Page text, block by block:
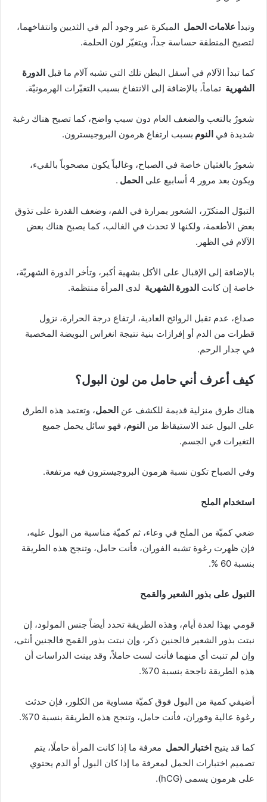
وتبدأ علامات الحمل المبكرة عبر وجود ألم في الثديين وانتفاخهما،
لتصبح المنطقة حساسة جداً، ويتغيّر لون الحلمة.
كما تبدأ الآلام في أسفل البطن تلك التي تشبه آلام ما قبل الدورة
الشهرية تماماً، بالإضافة إلى الانتفاخ بسبب التغيّرات الهرمونيّة.
شعورٌ بالتعب والضعف العام دون سبب واضح، كما تصبح هناك رغبة
شديدة في النوم بسبب ارتفاع هرمون البروجيسترون.
شعورٌ بالغثيان خاصة في الصباح، وغالباً يكون مصحوباً بالقيء،
ويكون بعد مرور 4 أسابيع على
الحمل .
التبوّل المتكرّر، الشعور بمرارة في الفم، وضعف القدرة على تذوق
بعض الأطعمة، ولكنها لا تحدث في الغالب، كما يصبح هناك بعض
الآلام في الظهر.
بالإضافة إلى الإقبال على الأكل بشهية أكبر، وتأخر الدورة الشهريّة،
خاصة إن كانت الدورة الشهرية لدى المرأة منتظمة.
صداع، عدم تقبل الروائح العادية، ارتفاع درجة الحرارة، نزول
قطرات من الدم أو إفرازات بنية نتيجة انغراس البويضة المخصبة
في جدار الرحم.
كيف أعرف أني حامل من لون البول؟
هناك طرق منزلية قديمة للكشف عن الحمل، وتعتمد هذه الطرق
على البول عند الاستيقاظ من النوم، فهو سائل يحمل جميع
التغيرات في الجسم.
وفي الصباح تكون نسبة هرمون البروجيسترون فيه مرتفعة.
استخدام الملح
ضعي كميّة من الملح في وعاء، ثم كميّة مناسبة من البول عليه،
فإن ظهرت رغوة تشبه الفوران، فأنت حامل، وتنجح هذه الطريقة
بنسبة 60 %.
التبول على بذور الشعير والقمح
قومي بهذا لعدة أيام، وهذه الطريقة تحدد أيضاً جنس المولود، إن
نبتت بذور الشعير فالجنين ذكر، وإن نبتت بذور القمح فالجنين أنثى،
وإن لم تنبت أي منهما فأنت لست حاملاً، وقد بينت الدراسات أن
هذه الطريقة ناجحة بنسبة 70%.
أضيفي كمية من البول فوق كميّة مساوية من الكلور، فإن حدثت
رغوة عالية وفوران، فأنت حامل، وتنجح هذه الطريقة بنسبة 70%.
كما قد يتيح اختبار الحمل معرفة ما إذا كانت المرأة حاملًا، يتم
تصميم اختبارات الحمل لمعرفة ما إذا كان البول أو الدم يحتوي
على هرمون يسمى (hCG).